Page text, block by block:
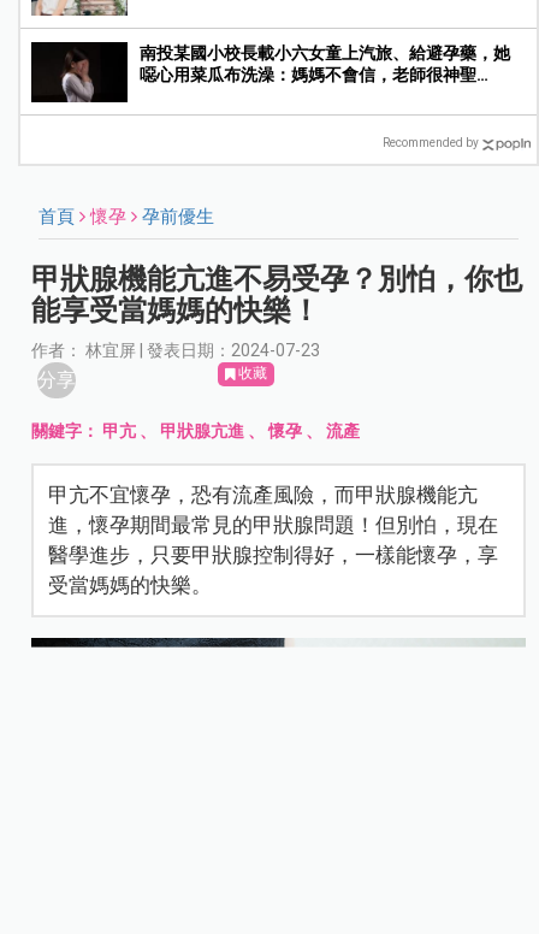
南投某國小校長載小六女童上汽旅、給避孕藥，她
噁心用菜瓜布洗澡：媽媽不會信，老師很神聖…
Recommended by
首頁 懷孕 孕前優生
甲狀腺機能亢進不易受孕？別怕，你也
能享受當媽媽的快樂！
作者： 林宜屏 | 發表日期：2024-07-23
分享 收藏
關鍵字： 甲亢 、 甲狀腺亢進 、懷孕 、流產
甲亢不宜懷孕，恐有流產風險，而甲狀腺機能亢
進，懷孕期間最常見的甲狀腺問題！但別怕，現在
醫學進步，只要甲狀腺控制得好，一樣能懷孕，享
受當媽媽的快樂。